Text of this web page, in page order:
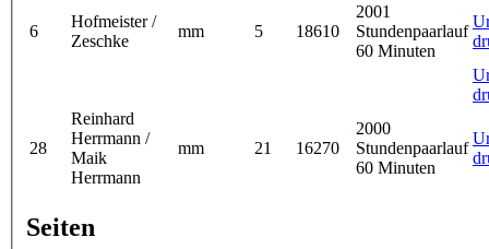
6
Hofmeister /
Zeschke
mm 5 18610
2001
Stundenpaarlauf
60 Minuten
28
Reinhard
Herrmann /
Maik
Herrmann
mm 21 16270
2000
Stundenpaarlauf
60 Minuten
Seiten